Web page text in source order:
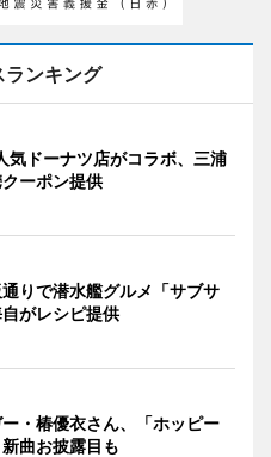
ランキング
気ドーナツ店がコラボ、三浦
ーポン提供
りで潜水艦グルメ「サブサ
がレシピ提供
・椿優衣さん、「ホッピー
曲お披露目も